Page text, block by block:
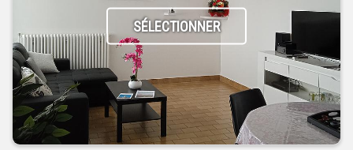
SÉLECTIONNER